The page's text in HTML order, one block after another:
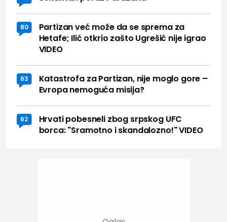
80
Partizan već može da se sprema za
Hetafe; Ilić otkrio zašto Ugrešić nije igrao
VIDEO
63
Katastrofa za Partizan, nije moglo gore –
Evropa nemoguća misija?
62
Hrvati pobesneli zbog srpskog UFC
borca: "Sramotno i skandalozno!" VIDEO